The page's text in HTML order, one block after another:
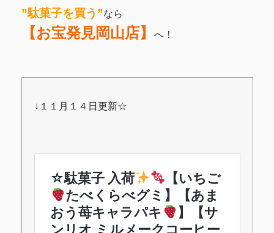
”駄菓子を買う”なら
【お宝発見岡山店】 へ！
↓１１月１４日更新☆